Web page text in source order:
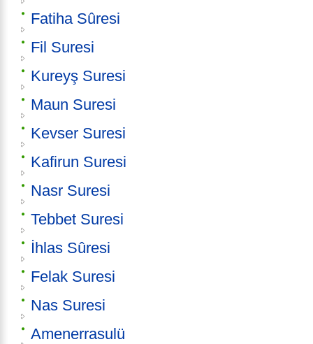
Fatiha Sûresi
Fil Suresi
Kureyş Suresi
Maun Suresi
Kevser Suresi
Kafirun Suresi
Nasr Suresi
Tebbet Suresi
İhlas Sûresi
Felak Suresi
Nas Suresi
Amenerrasulü